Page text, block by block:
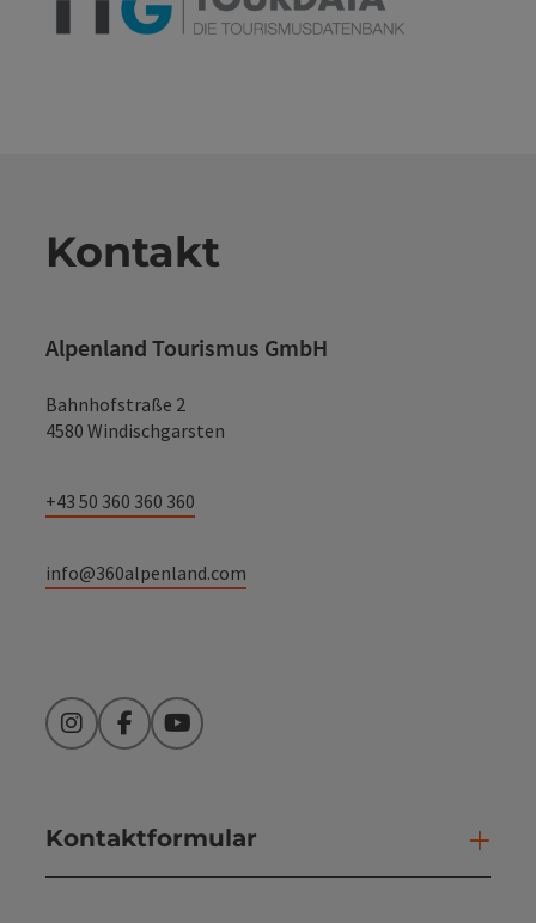
Kontakt
Alpenland Tourismus GmbH
Bahnhofstraße 2
4580 Windischgarsten
+43 50 360 360 360
info@360alpenland.com
InstagramFacebookYouTube
Kontaktformular